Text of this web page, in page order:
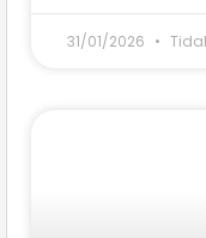
31/01/2026